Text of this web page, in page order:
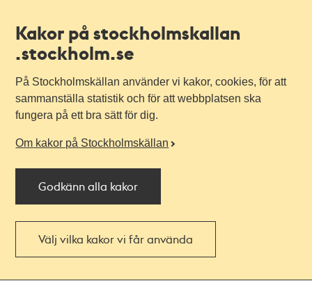
Kakor på stockholmskallan
.stockholm.se
På Stockholmskällan använder vi kakor, cookies, för att
sammanställa statistik och för att webbplatsen ska
fungera på ett bra sätt för dig.
Om kakor på Stockholmskällan
Godkänn alla kakor
Välj vilka kakor vi får använda